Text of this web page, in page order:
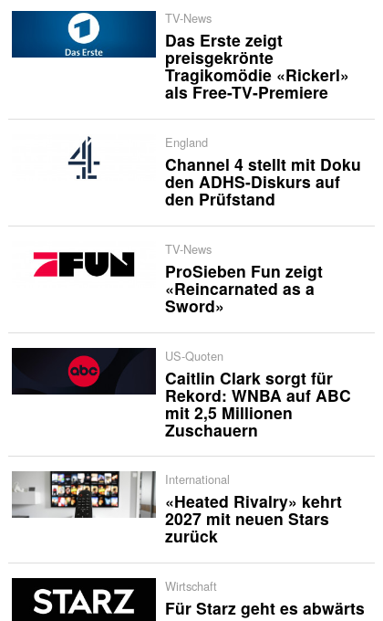
TV-News
Das Erste zeigt
preisgekrönte
Tragikomödie «Rickerl»
als Free-TV-Premiere
England
Channel 4 stellt mit Doku
den ADHS-Diskurs auf
den Prüfstand
TV-News
ProSieben Fun zeigt
«Reincarnated as a
Sword»
US-Quoten
Caitlin Clark sorgt für
Rekord: WNBA auf ABC
mit 2,5 Millionen
Zuschauern
International
«Heated Rivalry» kehrt
2027 mit neuen Stars
zurück
Wirtschaft
Für Starz geht es abwärts